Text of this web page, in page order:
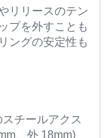
リリースのテン
プを外すことも
ングの安定性も
チールアクス
、外 18mm)